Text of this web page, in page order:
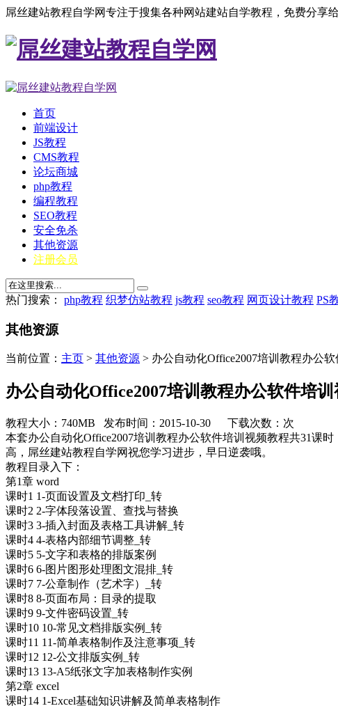
屌丝建站教程自学网专注于搜集各种网站建站自学教程，免费分享
首页
前端设计
JS教程
CMS教程
论坛商城
php教程
编程教程
SEO教程
安全免杀
其他资源
注册会员
热门搜索： php教程 织梦仿站教程 js教程 seo教程 网页设计教程 PS
其他资源
当前位置： 主页 > 其他资源 > 办公自动化Office2007培训教程办公
办公自动化Office2007培训教程办公软件培
教程大小：740MB 发布时间：2015-10-30 下载次数： 次
本套办公自动化Office2007培训教程办公软件培训视频教程共31课
高，屌丝建站教程自学网祝您学习进步，早日逆袭哦。
教程目录入下：
第1章 word
课时1 1-页面设置及文档打印_转
课时2 2-字体段落设置、查找与替换
课时3 3-插入封面及表格工具讲解_转
课时4 4-表格内部细节调整_转
课时5 5-文字和表格的排版案例
课时6 6-图片图形处理图文混排_转
课时7 7-公章制作（艺术字）_转
课时8 8-页面布局：目录的提取
课时9 9-文件密码设置_转
课时10 10-常见文档排版实例_转
课时11 11-简单表格制作及注意事项_转
课时12 12-公文排版实例_转
课时13 13-A5纸张文字加表格制作实例
第2章 excel
课时14 1-Excel基础知识讲解及简单表格制作